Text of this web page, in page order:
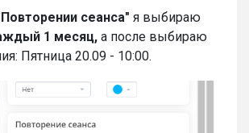
Повторении сеанса" я выбираю
1 месяц, а после выбираю
Пятница 20.09 - 10:00.